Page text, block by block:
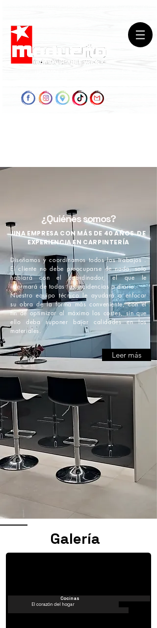
Leer más
UNA EMPRESA CON MÁS DE 40 AÑOS DE
EXPERIENCIA EN CARPINTERÍA
Diseñamos y coordinamos todos los trabajos .
El cliente no debe preocuparse de nada, solo
hablará con el coordinador, el que le
informará de todas las incidencias a diario.
Nuestro equipo técnico le ayudará a enfocar
su obra de la forma más conveniente, con el
fin de optimizar al máximo los costes, sin que
ello deba suponer bajar calidades en los
materiales.
¿Quiénes somos?
Galería
Cocinas
El corazón del hogar